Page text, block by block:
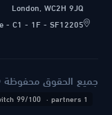
London, WC2H 9JQ
- C1 - 1F - SF12205
جميع الحقوق محفوظة ©
99/100 · partners 1